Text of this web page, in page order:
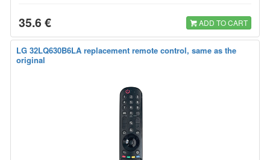
35.6 € ADD TO CART
LG 32LQ630B6LA replacement remote control, same as the
original